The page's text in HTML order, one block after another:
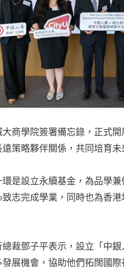
商學院簽署備忘錄，正式
策略夥伴關係，共同培育
是設立永續基金，為品學
志完成學業，同時也為香
裁鄧子平表示，設立「中
展機會，協助他們拓闊國